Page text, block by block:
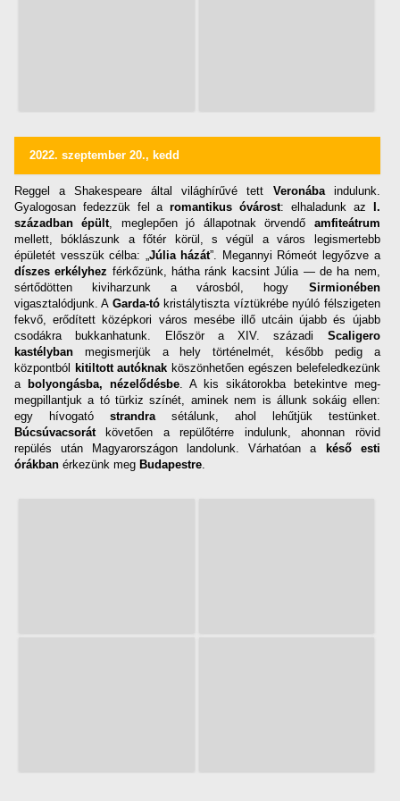
2022. szeptember 20., kedd
Reggel a Shakespeare által világhírűvé tett Veronábaindulunk.
Gyalogosan fedezzük fel aromantikus óvárost: elhaladunk az I.
században épült , meglepően jó állapotnak örvendő amfiteátrum
mellett, bóklászunk a főtér körül, s végül a város legismertebb
épületét vesszük célba: „ Júlia házát”. Megannyi Rómeót legyőzve a
díszes erkélyhez férkőzünk, hátha ránk kacsint Júlia — de ha nem,
sértődötten kiviharzunk a városból, hogy Sirmionében
vigasztalódjunk. A Garda-tókristálytiszta víztükrébe nyúló félszigeten
fekvő, erődített középkori város mesébe illő utcáin újabb és újabb
csodákra bukkanhatunk. Először a XIV. századi Scaligero
kastélyban megismerjük a hely történelmét, később pedig a
központból kitiltott autóknak köszönhetően egészen belefeledkezünk
a bolyongásba, nézelődésbe . A kis sikátorokba betekintve meg-
megpillantjuk a tó türkiz színét, aminek nem is állunk sokáig ellen:
egy hívogató strandrasétálunk, ahol lehűtjük testünket.
Búcsúvacsorát követően a repülőtérre indulunk, ahonnan rövid
repülés után Magyarországon landolunk. Várhatóan a késő esti
órákban érkezünk meg Budapestre